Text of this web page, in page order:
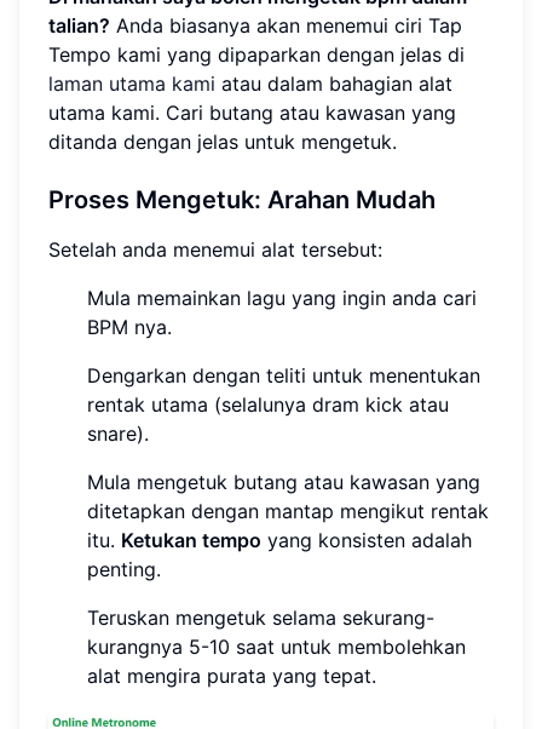
talian? Anda biasanya akan menemui ciri Tap
Tempo kami yang dipaparkan dengan jelas di
laman utama kami atau dalam bahagian alat
utama kami. Cari butang atau kawasan yang
ditanda dengan jelas untuk mengetuk.
Proses Mengetuk: Arahan Mudah
Setelah anda menemui alat tersebut:
Mula memainkan lagu yang ingin anda cari
BPM nya.
Dengarkan dengan teliti untuk menentukan
rentak utama (selalunya dram kick atau
snare).
Mula mengetuk butang atau kawasan yang
ditetapkan dengan mantap mengikut rentak
itu. Ketukan tempo yang konsisten adalah
penting.
Teruskan mengetuk selama sekurang-
kurangnya 5-10 saat untuk membolehkan
alat mengira purata yang tepat.